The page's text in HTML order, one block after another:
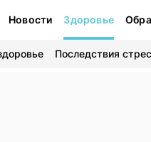
Новости Здоровье
Последствия